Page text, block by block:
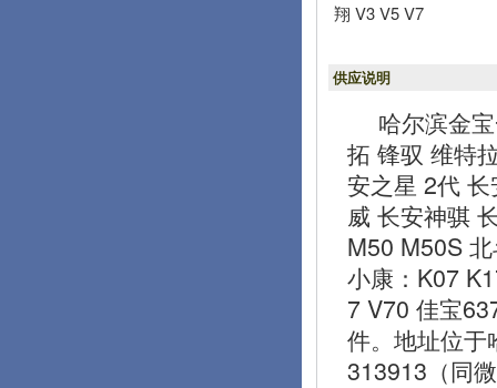
翔 V3 V5 V7
供应说明
哈尔滨金
拓 锋驭 维特
安之星 2代
威 长安神骐
M50 M50S
小康：K07
7 V70 佳宝
件。地址位于
313913（同